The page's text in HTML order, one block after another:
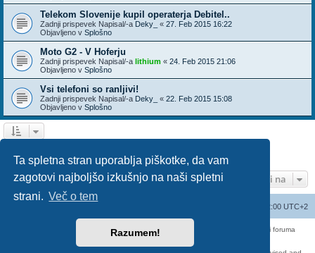
Ta spletna stran uporablja piškotke, da vam
zagotovi najboljšo izkušnjo na naši spletni
strani. Več o tem
Razumem!
Telekom Slovenije kupil operaterja Debitel..
Zadnji prispevek Napisal/-a Deky_ « 27. Feb 2015 16:22
Objavljeno v Splošno
Moto G2 - V Hoferju
Zadnji prispevek Napisal/-a lithium « 24. Feb 2015 21:06
Objavljeno v Splošno
Vsi telefoni so ranljivi!
Zadnji prispevek Napisal/-a Deky_ « 22. Feb 2015 15:08
Objavljeno v Splošno
Pojdi na
Vsi časi so UTC+02:00 UTC+2
Forum070 je neuradni forum uporabnikov operaterja Telemach. Administratorji foruma
nimamo nobene povezave s podjetjem Telemach d.o.o.
Za vse objavljene prispevke odgovarjajo izključno njihovi avtorji.